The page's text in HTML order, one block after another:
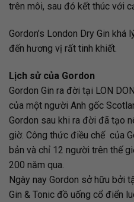
trên môi, sau đó kết thúc với
Gordon’s London Dry Gin
đến hương vị rất tinh khiết.
Lịch sử của Gordon
Gordon Gin ra đời tại LON
của một người Anh gốc
Gordon sau khi ra đời đã tạo
giờ. Công thức điều chế của
bản và chỉ 12 người trên thế
200 năm qua.
Ngày nay Gordon sở hữu bởi
Gin & Tonic đồ uống cổ điển